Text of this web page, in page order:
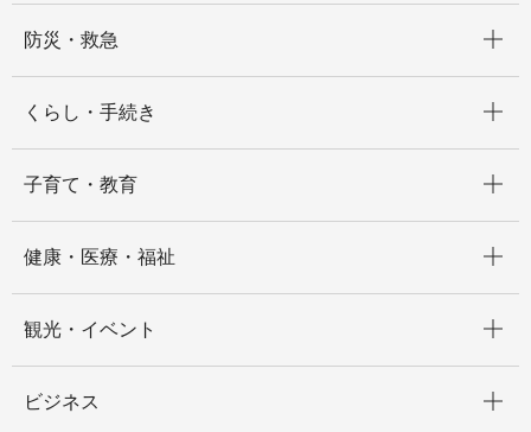
防災・救急
くらし・手続き
子育て・教育
健康・医療・福祉
観光・イベント
ビジネス